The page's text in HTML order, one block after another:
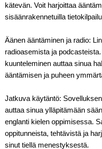
kätevän. Voit harjoittaa
sisäänrakennetuilla
Äänen ääntäminen ja radio:
radioasemista ja
kuunteleminen auttaa sinua
ääntämisen ja puheen
Jatkuva käytäntö:
auttaa sinua ylläpitämään
englanti kielen oppimisessa.
oppitunneista, tehtävistä ja
sinut tiellä menestyksestä.